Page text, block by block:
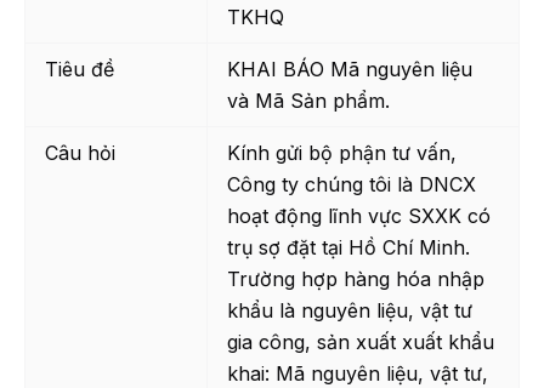
TKHQ
Tiêu đề
KHAI BÁO Mã nguyên liệu
và Mã Sản phẩm.
Câu hỏi
Kính gửi bộ phận tư vấn,
Công ty chúng tôi là DNCX
hoạt động lĩnh vực SXXK có
trụ sợ đặt tại Hồ Chí Minh.
Trường hợp hàng hóa nhập
khẩu là nguyên liệu, vật tư
gia công, sản xuất xuất khẩu
khai: Mã nguyên liệu, vật tư,